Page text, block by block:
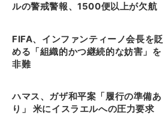
ルの警戒警報、1500便以上が欠航
FIFA、インファンティーノ会長を貶
める「組織的かつ継続的な妨害」を
非難
ハマス、ガザ和平案「履行の準備あ
り」 米にイスラエルへの圧力要求